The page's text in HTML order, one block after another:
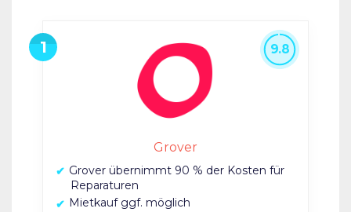
Grover
Grover übernimmt 90 % der Kosten für
Reparaturen
Mietkauf ggf. möglich
9.8